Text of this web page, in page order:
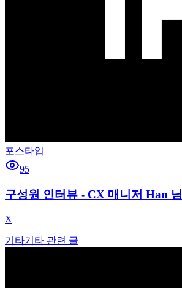
포스타입
95
구성원 인터뷰 - CX 매니저 Han 님
X
기타기타 관련 글